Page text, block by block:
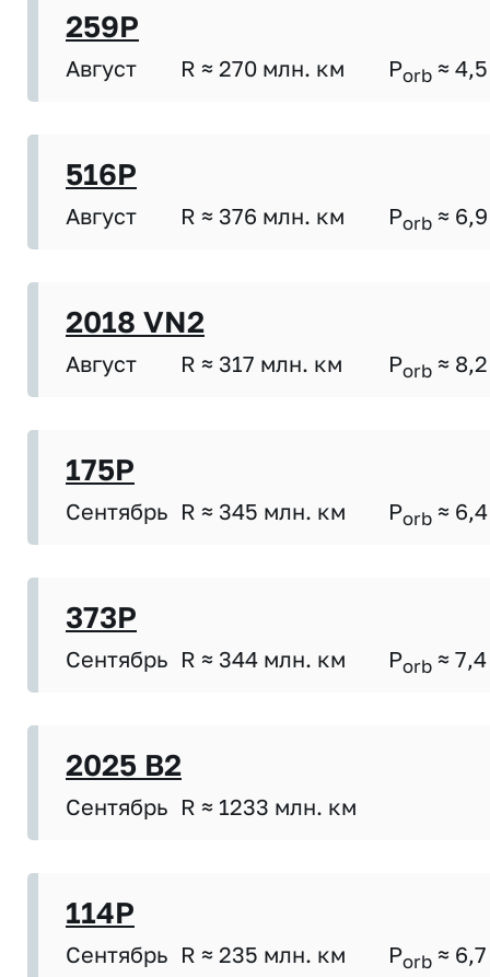
259P
Август R ≈ 270 млн. км Porb ≈ 4,5
516P
Август R ≈ 376 млн. км Porb ≈ 6,9
2018 VN2
Август R ≈ 317 млн. км Porb ≈ 8,2
175P
Сентябрь R ≈ 345 млн. км Porb ≈ 6,4
373P
Сентябрь R ≈ 344 млн. км Porb ≈ 7,4
2025 B2
Сентябрь R ≈ 1233 млн. км
114P
Сентябрь R ≈ 235 млн. км Porb ≈ 6,7